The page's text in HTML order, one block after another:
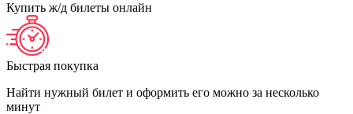
Купить ж/д билеты онлайн
Быстрая покупка
Найти нужный билет и оформить его можно за несколько
минут